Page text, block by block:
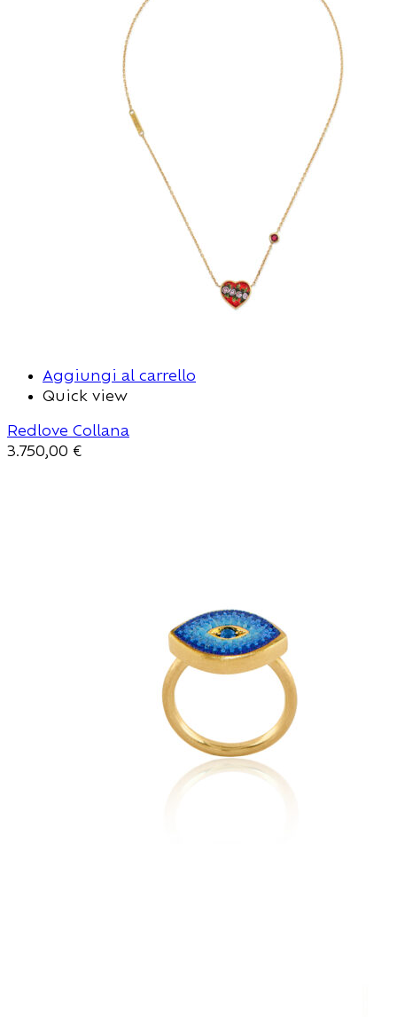
Aggiungi al carrello
Quick view
Redlove Collana
3.750,00 €